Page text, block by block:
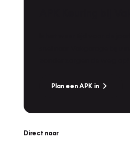
Plan een APK in
Direct naar